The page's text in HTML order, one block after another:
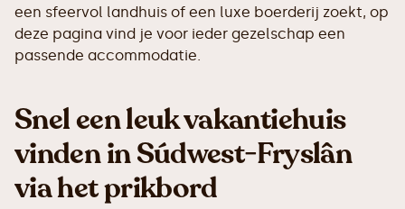
een sfeervol landhuis of een luxe boerderij zoekt, op
deze pagina vind je voor ieder gezelschap een
passende accommodatie.
Snel een leuk vakantiehuis
vinden in Súdwest-Fryslân
via het prikbord